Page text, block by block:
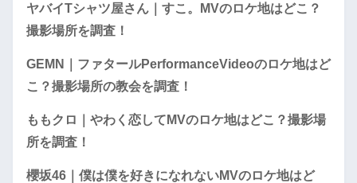
ヤバイTシャツ屋さん｜すこ。MVのロケ地はどこ？
撮影場所を調査！
GEMN｜ファタールPerformanceVideoのロケ地はど
こ？撮影場所の教会を調査！
ももクロ｜やわく恋してMVのロケ地はどこ？撮影場
所を調査！
櫻坂46｜僕は僕を好きになれないMVのロケ地はど